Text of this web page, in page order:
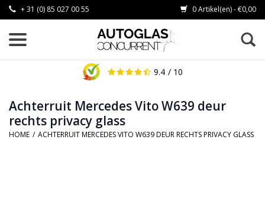
+ 31 (0) 85 027 00 55 0 Artikel(en) - €0,00
9.4 / 10
Achterruit Mercedes Vito W639 deur
rechts privacy glass
HOME / ACHTERRUIT MERCEDES VITO W639 DEUR RECHTS PRIVACY GLASS